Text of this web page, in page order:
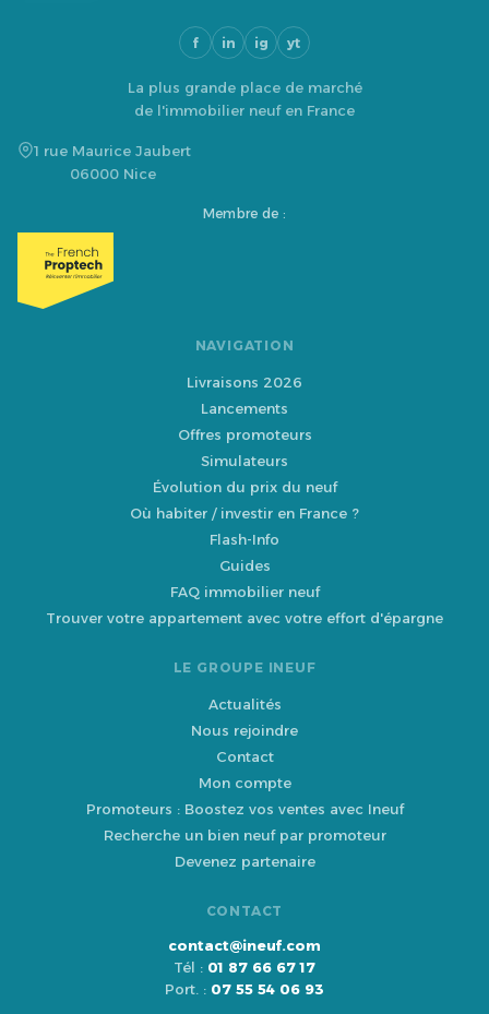
f in ig yt
La plus grande place de marché
de l'immobilier neuf en France
1 rue Maurice Jaubert
06000 Nice
Membre de :
NAVIGATION
Livraisons 2026
Lancements
Offres promoteurs
Simulateurs
Évolution du prix du neuf
Où habiter / investir en France ?
Flash-Info
Guides
FAQ immobilier neuf
Trouver votre appartement avec votre effort d'épargne
LE GROUPE INEUF
Actualités
Nous rejoindre
Contact
Mon compte
Promoteurs : Boostez vos ventes avec Ineuf
Recherche un bien neuf par promoteur
Devenez partenaire
CONTACT
contact@ineuf.com
Tél : 01 87 66 67 17
Port. : 07 55 54 06 93